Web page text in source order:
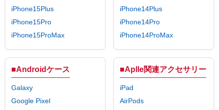
iPhone15Plus
iPhone15Pro
iPhone15ProMax
iPhone14Plus
iPhone14Pro
iPhone14ProMax
■Androidケース
Galaxy
Google Pixel
■Aplle関連アクセサリー
iPad
AirPods